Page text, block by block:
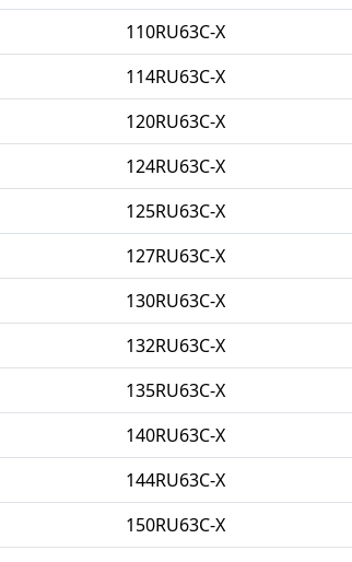
110RU63C-X
114RU63C-X
120RU63C-X
124RU63C-X
125RU63C-X
127RU63C-X
130RU63C-X
132RU63C-X
135RU63C-X
140RU63C-X
144RU63C-X
150RU63C-X